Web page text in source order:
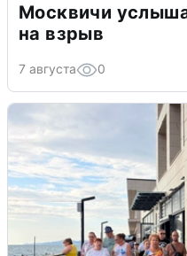
Москвичи
на взрыв
7 августа 0